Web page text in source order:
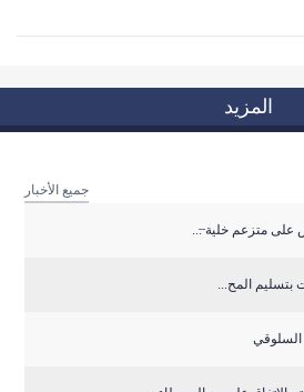
المزيد
جميع الأخبار
على متزعم خلية ̶...
بتسليم المح...